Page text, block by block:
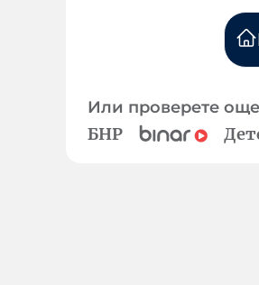
Или проверете
БНР